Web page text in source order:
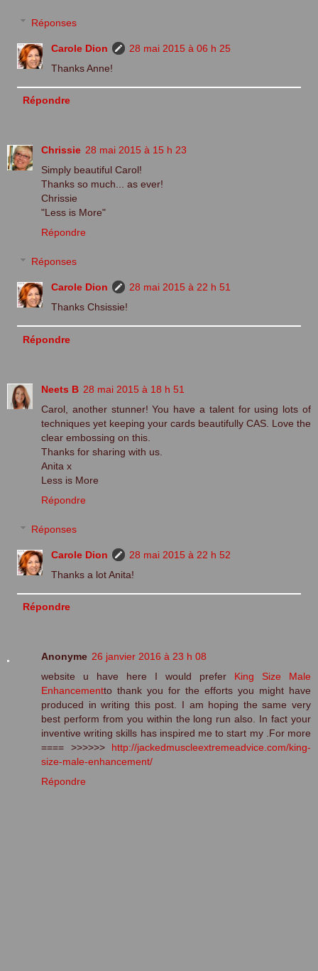
Réponses
Carole Dion
28 mai 2015 à 06 h 25
Thanks Anne!
Répondre
Chrissie 28 mai 2015 à 15 h 23
Simply beautiful Carol!
Thanks so much... as ever!
Chrissie
"Less is More"
Répondre
Réponses
Carole Dion
28 mai 2015 à 22 h 51
Thanks Chsissie!
Répondre
Neets B 28 mai 2015 à 18 h 51
Carol, another stunner! You have a talent for using lots of
techniques yet keeping your cards beautifully CAS. Love the
clear embossing on this.
Thanks for sharing with us.
Anita x
Less is More
Répondre
Réponses
Carole Dion
28 mai 2015 à 22 h 52
Thanks a lot Anita!
Répondre
Anonyme 26 janvier 2016 à 23 h 08
website u have here I would prefer King Size Male
Enhancementto thank you for the efforts you might have
produced in writing this post. I am hoping the same very
best perform from you within the long run also. In fact your
inventive writing skills has inspired me to start my .For more
==== >>>>>> http://jackedmuscleextremeadvice.com/king-
size-male-enhancement/
Répondre